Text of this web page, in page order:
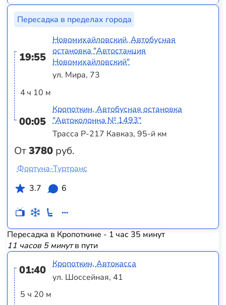
Пересадка в пределах города
19:55
4 ч 10 м
00:05
От3780 руб.
Новомихайловский, Автобусная
остановка "Автостанция
Новомихайловский"
ул. Мира, 73
Кропоткин, Автобусная остановка
"Автоколонна № 1493"
Трасса Р-217 Кавказ, 95-й км
Фортуна-Туртранс
3.7
6
Пересадка в Кропоткине - 1 час 35 минут
11 часов 5 минутв пути
01:40
5 ч 20 м
Кропоткин, Автокасса
ул. Шоссейная, 41